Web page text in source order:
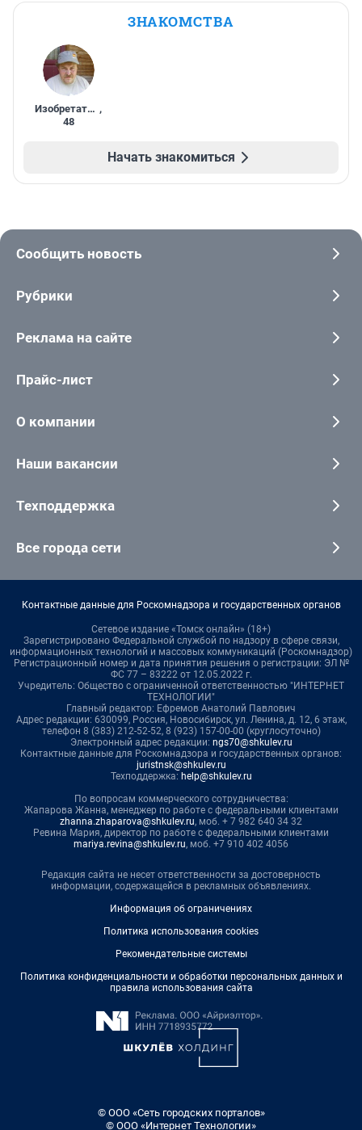
ЗНАКОМСТВА
Изобретатель ,
48
Начать знакомиться
Сообщить новость
Рубрики
Реклама на сайте
Прайс-лист
О компании
Наши вакансии
Техподдержка
Все города сети
Контактные данные для Роскомнадзора и государственных органов
Сетевое издание «Томск онлайн» (18+)
Зарегистрировано Федеральной службой по надзору в сфере связи,
информационных технологий и массовых коммуникаций (Роскомнадзор)
Регистрационный номер и дата принятия решения о регистрации: ЭЛ №
ФС 77 – 83222 от 12.05.2022 г.
Учредитель: Общество с ограниченной ответственностью "ИНТЕРНЕТ
ТЕХНОЛОГИИ"
Главный редактор: Ефремов Анатолий Павлович
Адрес редакции: 630099, Россия, Новосибирск, ул. Ленина, д. 12, 6 этаж,
телефон 8 (383) 212-52-52, 8 (923) 157-00-00 (круглосуточно)
Электронный адрес редакции: ngs70@shkulev.ru
Контактные данные для Роскомнадзора и государственных органов:
juristnsk@shkulev.ru
Техподдержка: help@shkulev.ru
По вопросам коммерческого сотрудничества:
Жапарова Жанна, менеджер по работе с федеральными клиентами
zhanna.zhaparova@shkulev.ru, моб. + 7 982 640 34 32
Ревина Мария, директор по работе с федеральными клиентами
mariya.revina@shkulev.ru, моб. +7 910 402 4056
Редакция сайта не несет ответственности за достоверность
информации, содержащейся в рекламных объявлениях.
Информация об ограничениях
Политика использования cookies
Рекомендательные системы
Политика конфиденциальности и обработки персональных данных и
правила использования сайта
© ООО «Сеть городских порталов»
© ООО «Интернет Технологии»